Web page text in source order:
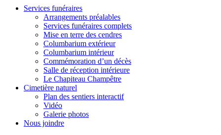
Services funéraires
Arrangements préalables
Services funéraires complets
Mise en terre des cendres
Columbarium extérieur
Columbarium intérieur
Commémoration d’un décès
Salle de réception intérieure
Le Chapiteau Champêtre
Cimetière naturel
Plan des sentiers interactif
Vidéo
Galerie photos
Nous joindre